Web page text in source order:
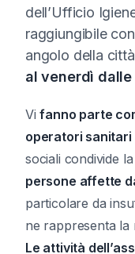
dell’Ufficio
raggiungibile
angolo della
al venerdì dalle
Vifanno parte
operatori sanitari
sociali condivide
persone affette
particolare da
ne rappresenta la
Le attività